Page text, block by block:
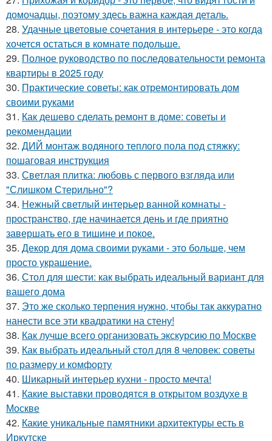
домочадцы, поэтому здесь важна каждая деталь.
28. Удачные цветовые сочетания в интерьере - это когда
хочется остаться в комнате подольше.
29. Полное руководство по последовательности ремонта
квартиры в 2025 году
30. Практические советы: как отремонтировать дом
своими руками
31. Как дешево сделать ремонт в доме: советы и
рекомендации
32. ДИЙ монтаж водяного теплого пола под стяжку:
пошаговая инструкция
33. Светлая плитка: любовь с первого взгляда или
"Слишком Стерильно"?
34. Нежный светлый интерьер ванной комнаты -
пространство, где начинается день и где приятно
завершать его в тишине и покое.
35. Декор для дома своими руками - это больше, чем
просто украшение.
36. Стол для шести: как выбрать идеальный вариант для
вашего дома
37. Это же сколько терпения нужно, чтобы так аккуратно
нанести все эти квадратики на стену!
38. Как лучше всего организовать экскурсию по Москве
39. Как выбрать идеальный стол для 8 человек: советы
по размеру и комфорту
40. Шикарный интерьер кухни - просто мечта!
41. Какие выставки проводятся в открытом воздухе в
Москве
42. Какие уникальные памятники архитектуры есть в
Иркутске